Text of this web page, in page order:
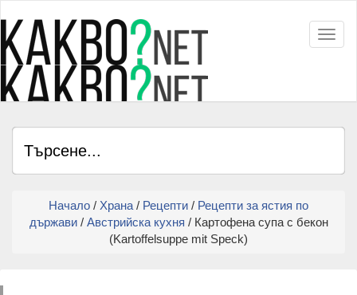
Начало / Храна / Рецепти / Рецепти за ястия по
държави/ Австрийска кухня / Картофена супа с бекон
(Kartoffelsuppe mit Speck)